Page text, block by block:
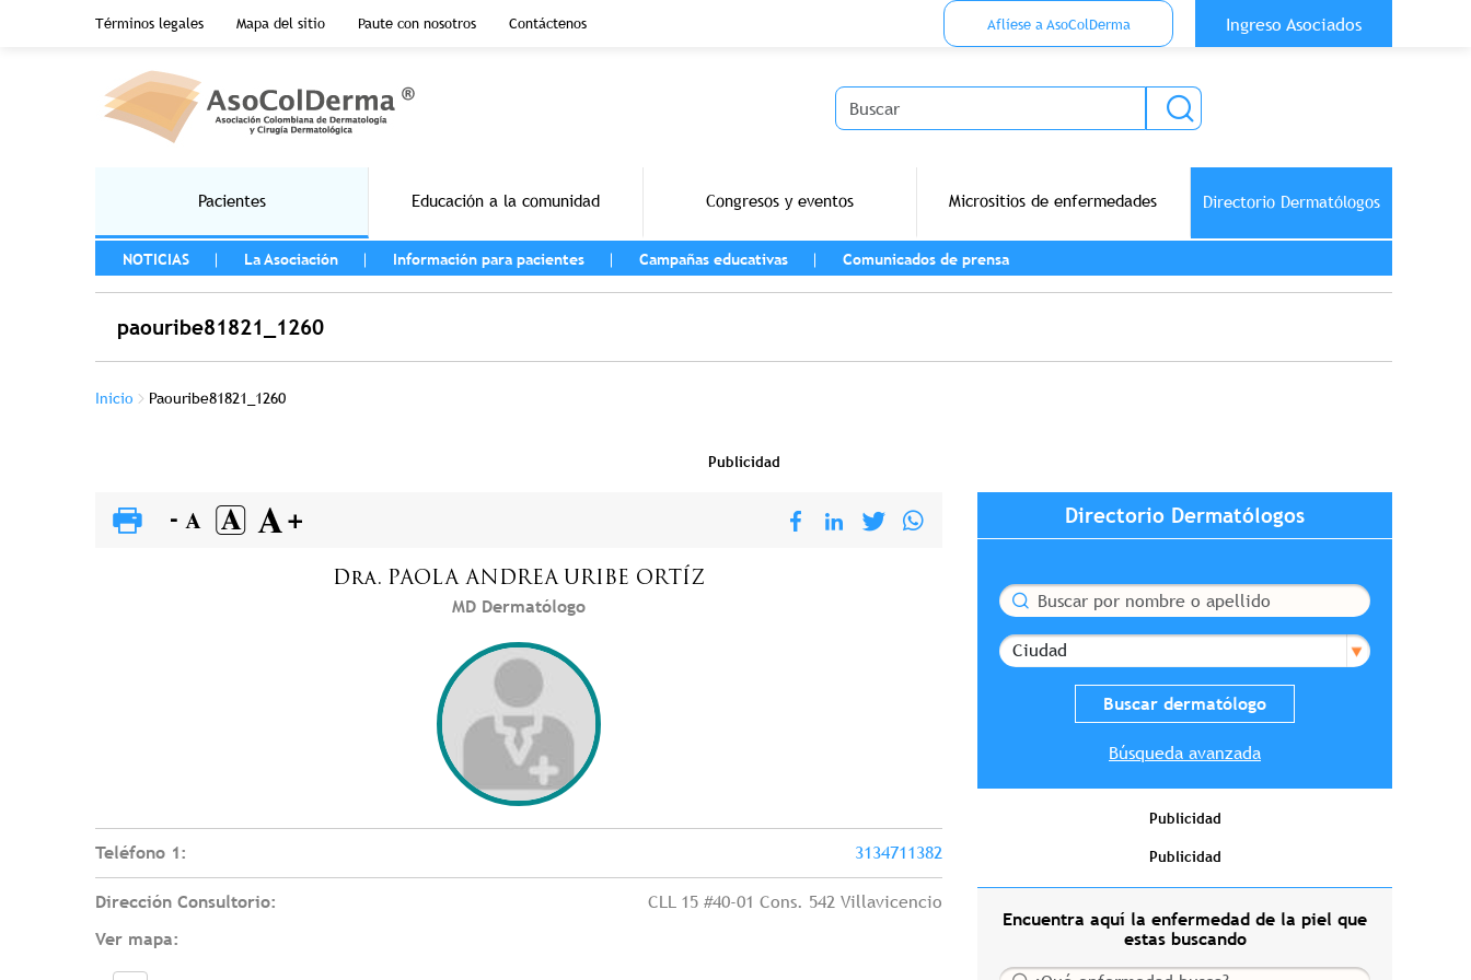
Pasar al contenido principal
Términos legales
Mapa del sitio Paute con nosotros Contáctenos
Menu Top Anónimo
Aflíese a AsoColDerma
Ingreso Asociados
Buscar
Pacientes Educación a la comunidad Congresos y eventos Micrositios de enfermedades Directorio Dermatólogos
MENU LEFT
NOTICIAS
La Asociación Información para pacientes Campañas educativas Comunicados de prensa
paouribe81821_1260
Sobrescribir enlaces de ayuda a la navegación
Inicio Paouribe81821_1260
Publicidad
Dra. PAOLA ANDREA URIBE ORTÍZ
MD Dermatólogo
Teléfono 1: 3134711382
Dirección Consultorio:
CLL 15 #40-01 Cons. 542 Villavicencio
Ver mapa:
Directorio Dermatólogos
Buscar
Ciudad
Búsqueda avanzada
Publicidad
Publicidad
Encuentra aquí la enfermedad de la piel que
estas buscando